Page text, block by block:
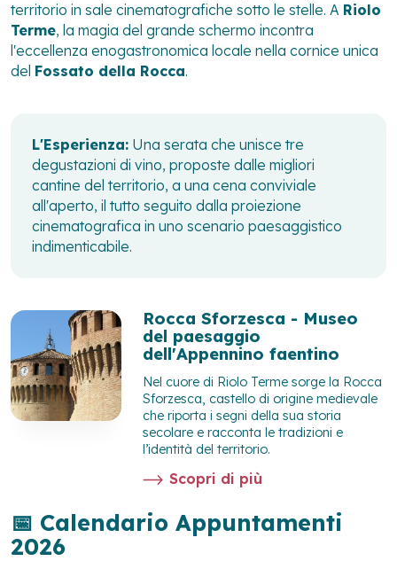
territorio in sale cinematografiche sotto le stelle. A Riolo
Terme, la magia del grande schermo incontra
l'eccellenza enogastronomica locale nella cornice unica
del Fossato della Rocca.
L'Esperienza: Una serata che unisce tre
degustazioni di vino, proposte dalle migliori
cantine del territorio, a una cena conviviale
all'aperto, il tutto seguito dalla proiezione
cinematografica in uno scenario paesaggistico
indimenticabile.
Rocca Sforzesca - Museo
del paesaggio
dell'Appennino faentino
Nel cuore di Riolo Terme sorge la Rocca
Sforzesca, castello di origine medievale
che riporta i segni della sua storia
secolare e racconta le tradizioni e
l’identità del territorio.
Scopri di più
📅 Calendario Appuntamenti
2026